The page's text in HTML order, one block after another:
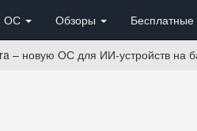
ОС Обзоры Бесплатные
– новую ОС для ИИ-устройств на